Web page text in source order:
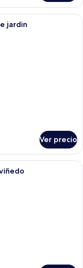
con una cama, una
jardin
Ver precio
bien hecha con un